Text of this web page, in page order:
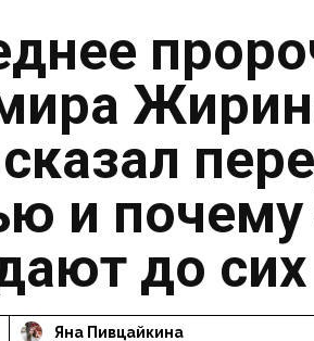
и почему
до
Яна Пивцайкина